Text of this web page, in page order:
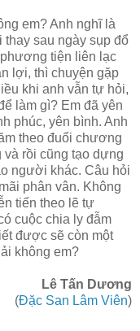
em? Anh nghĩ là
thay sau ngày sụp đổ
tiện liên lạc
lợi, thì chuyện gặp
khi anh vẫn tự hỏi,
làm gì? Em đã yên
phúc, yên bình. Anh
theo đuổi chương
rồi cũng tạo dựng
người khác. Câu hỏi
phân vân. Không
tiến theo lẽ tự
cuộc chia ly đẫm
được sẽ còn một
không em?
Lê Tấn Dương
(Đặc San Lâm Viên)